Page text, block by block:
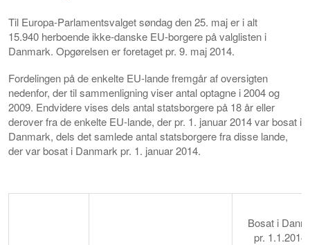
Til Europa-Parlamentsvalget søndag den 25. maj er i alt
15.940 herboende ikke-danske EU-borgere på valglisten i
Danmark. Opgørelsen er foretaget pr. 9. maj 2014.
Fordelingen på de enkelte EU-lande fremgår af oversigten
nedenfor, der til sammenligning viser antal optagne i 2004 og
2009. Endvidere vises dels antal statsborgere på 18 år eller
derover fra de enkelte EU-lande, der pr. 1. januar 2014 var bosat i
Danmark, dels det samlede antal statsborgere fra disse lande,
der var bosat i Danmark pr. 1. januar 2014.
Bosat i
pr.